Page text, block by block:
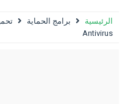
الرئيسية برامج الحماية
Antivirus